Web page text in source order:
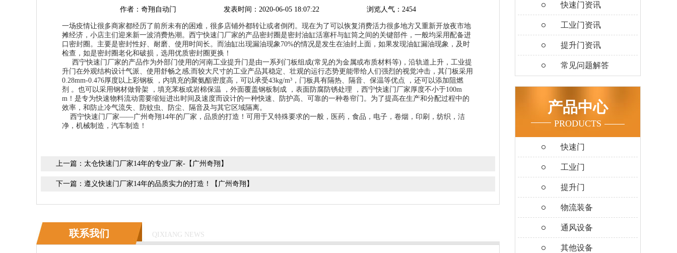
作者： 奇翔自动门 发表时间： 2020-06-05 18:07:22 浏览人气： 2454
一场疫情让很多商家都经历了前所未有的困难，很多店铺外都转让或者倒闭。现在为了可以恢复消费活力很多地方又重新开放夜市地
摊经济，小店主们迎来新一波消费热潮。西宁快速门厂家的产品密封圈是密封油缸活塞杆与缸筒之间的关键部件，一般均采用配备进
口密封圈。主要是密封性好、耐磨、使用时间长。而油缸出现漏油现象70%的情况是发生在油封上面，如果发现油缸漏油现象，及时
检查，如是密封圈老化和破损，选用优质密封圈更换！
西宁快速门厂家的产品作为外部门使用的河南工业提升门是由一系列门板组成(常见的为金属或布质材料等)，沿轨道上升，工业提
升门在外观结构设计气派、使用舒畅之感;而较大尺寸的工业产品其稳定、壮观的运行态势更能带给人们强烈的视觉冲击，其门板采用
0.28mm-0.476厚度以上彩钢板 ，内填充的聚氨酯密度高，可以承受43kg/m³，门板具有隔热、隔音、保温等优点 ，还可以添加阻燃
剂 。也可以采用钢材做骨架 ，填充苯板或岩棉保温 ，外面覆盖钢板制成 ，表面防腐防锈处理 ， 西宁快速门厂家厚度不小于100m
m！是专为快速物料流动需要缩短进出时间及速度而设计的一种快速、防护高、可靠的一种卷帘门。为了提高在生产和分配过程中的
效率，和防止冷气流失、防蚊虫、防尘、隔音及与其它区域隔离。
西宁快速门厂家——广州奇翔14年的厂家，品质的打造！ 可用于又特殊要求的一般，医药，食品，电子，卷烟，印刷，纺织，洁
净，机械制造，汽车制造！
上一篇： 太仓快速门厂家14年的专业厂家-【广州奇翔】
下一篇： 遵义快速门厂家14年的品质实力的打造！【广州奇翔】
联系我们 QIXIANG NEWS
快速门资讯
工业门资讯
提升门资讯
常见问题解答
产品中心
PRODUCTS
快速门
工业门
提升门
物流装备
通风设备
其他设备